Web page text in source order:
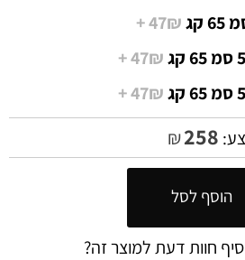
47₪ +
47₪ +
47₪ +
₪258
הוסף לסל
חוות דעת למוצר זה?